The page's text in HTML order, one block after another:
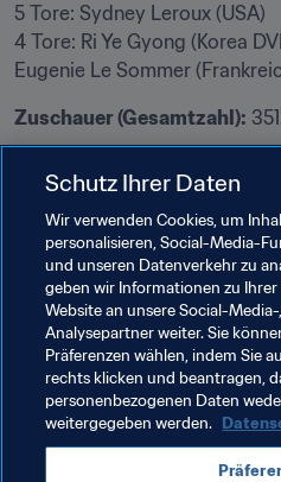
5 Tore: Sydney Leroux (USA)
4 Tore: Ri Ye Gyong (Korea
Eugenie Le Sommer
Zuschauer (Gesamtzahl):
Verwandte Themen
Concacaf Argentina
Chile China PR
France Germany
Mexico New Zealand
USA CAF AFC
Schutz Ihrer Daten
Wir verwenden Cookies, um
personalisieren, Social-Media-
und unseren Datenverkehr zu
geben wir Informationen zu
Website an unsere Social-
Analysepartner weiter. Sie
Präferenzen wählen, indem Sie
rechts klicken und beantragen,
personenbezogenen Daten
weitergegeben werden.